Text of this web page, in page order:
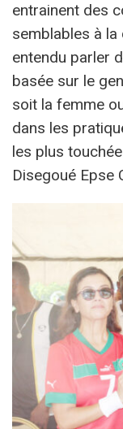
entrainent des
semblables à la
entendu parler
basée sur le
soit la femme
dans les
les plus
Disegoué Epse